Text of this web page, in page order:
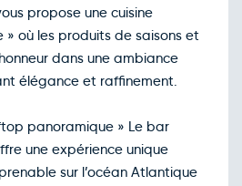
propose une cuisine
» où les produits de saisons et
dans une ambiance
élégance et raffinement.
panoramique » Le bar
une expérience unique
sur l’océan Atlantique